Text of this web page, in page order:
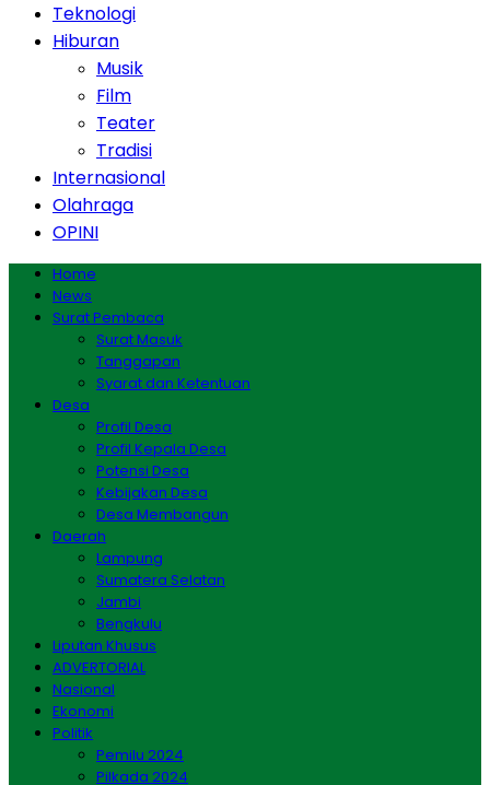
Teknologi
Hiburan
Musik
Film
Teater
Tradisi
Internasional
Olahraga
OPINI
Home
News
Surat Pembaca
Surat Masuk
Tanggapan
Syarat dan Ketentuan
Desa
Profil Desa
Profil Kepala Desa
Potensi Desa
Kebijakan Desa
Desa Membangun
Daerah
Lampung
Sumatera Selatan
Jambi
Bengkulu
Liputan Khusus
ADVERTORIAL
Nasional
Ekonomi
Politik
Pemilu 2024
Pilkada 2024